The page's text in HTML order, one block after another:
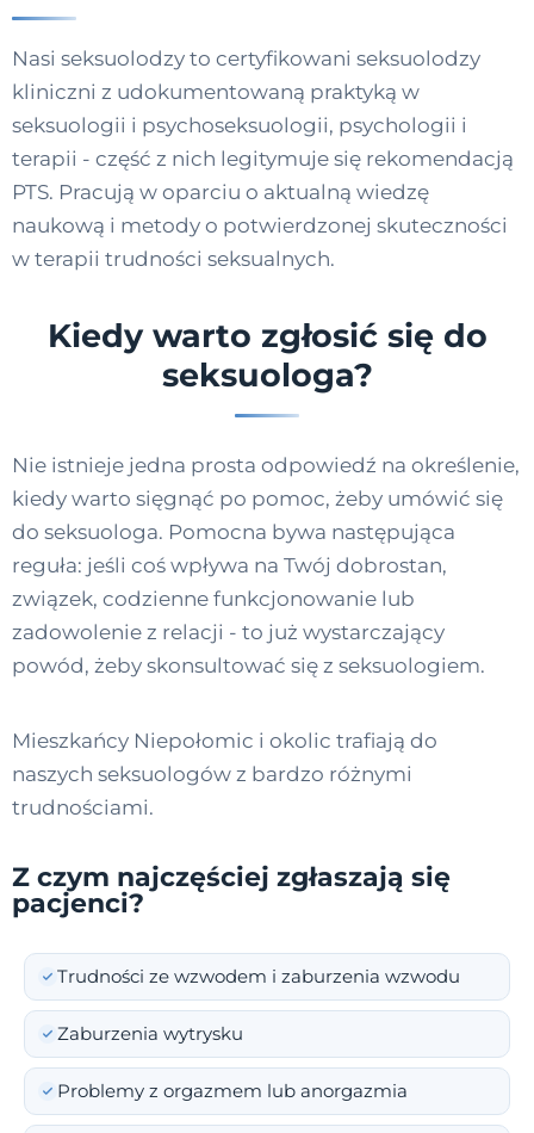
Nasi seksuolodzy to certyfikowani seksuolodzy
kliniczni z udokumentowaną praktyką w
seksuologii i psychoseksuologii, psychologii i
terapii - część z nich legitymuje się rekomendacją
PTS. Pracują w oparciu o aktualną wiedzę
naukową i metody o potwierdzonej skuteczności
w terapii trudności seksualnych.
Kiedy warto zgłosić się do
seksuologa?
Nie istnieje jedna prosta odpowiedź na określenie,
kiedy warto sięgnąć po pomoc, żeby umówić się
do seksuologa. Pomocna bywa następująca
reguła: jeśli coś wpływa na Twój dobrostan,
związek, codzienne funkcjonowanie lub
zadowolenie z relacji - to już wystarczający
powód, żeby skonsultować się z seksuologiem.
Mieszkańcy Niepołomic i okolic trafiają do
naszych seksuologów z bardzo różnymi
trudnościami.
Z czym najczęściej zgłaszają się
pacjenci?
Trudności ze wzwodem i zaburzenia wzwodu
Zaburzenia wytrysku
Problemy z orgazmem lub anorgazmia